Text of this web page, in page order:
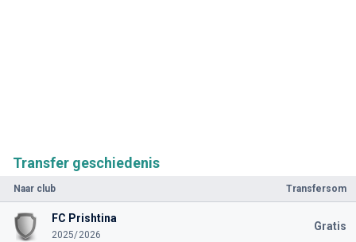
Transfer geschiedenis
Naar club Transfersom
FC Prishtina
2025/2026
Gratis